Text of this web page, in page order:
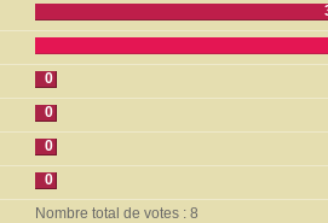
0
0
0
0
Nombre total de votes : 8